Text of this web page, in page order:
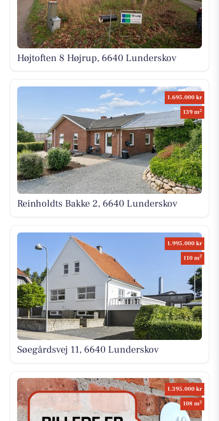
Højtoften 8 Højrup, 6640 Lunderskov
1.695.000 kr
139 m2
Reinholdts Bakke 2, 6640 Lunderskov
1.995.000 kr
110 m2
Søegårdsvej 11, 6640 Lunderskov
1.395.000 kr
108 m2